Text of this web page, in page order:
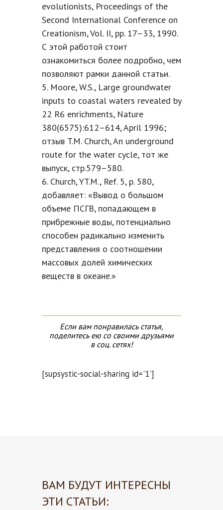
evolutionists, Proceedings of the
Second International Conference on
Creationism, Vol. II, pp. 17–33, 1990.
С этой работой стоит
ознакомиться более подробно, чем
позволяют рамки данной статьи.
5. Moore, W.S., Large groundwater
inputs to coastal waters revealed by
22 R6 еnrichments, Nature
380(6575):612–614, April 1996;
отзыв T.M. Church, An underground
route for the water cycle, тот же
выпуск, стр.579–580.
6. Church, YT.M., Ref. 5, p. 580,
добавляет: «Вывод о большом
объеме ПСГВ, попадающем в
прибрежные воды, потенциально
способен радикально изменить
представления о соотношении
массовых долей химических
веществ в океане.»
Если вам понравилась статья,
поделитесь ею со своими друзьями
в соц. сетях!
[supsystic-social-sharing id='1']
ВАМ БУДУТ ИНТЕРЕСНЫ
ЭТИ СТАТЬИ: